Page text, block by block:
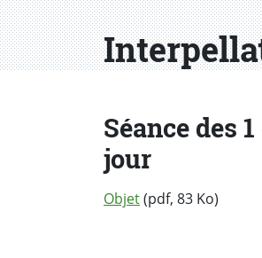
Séance des
jour
Objet(pdf, 83 Ko)